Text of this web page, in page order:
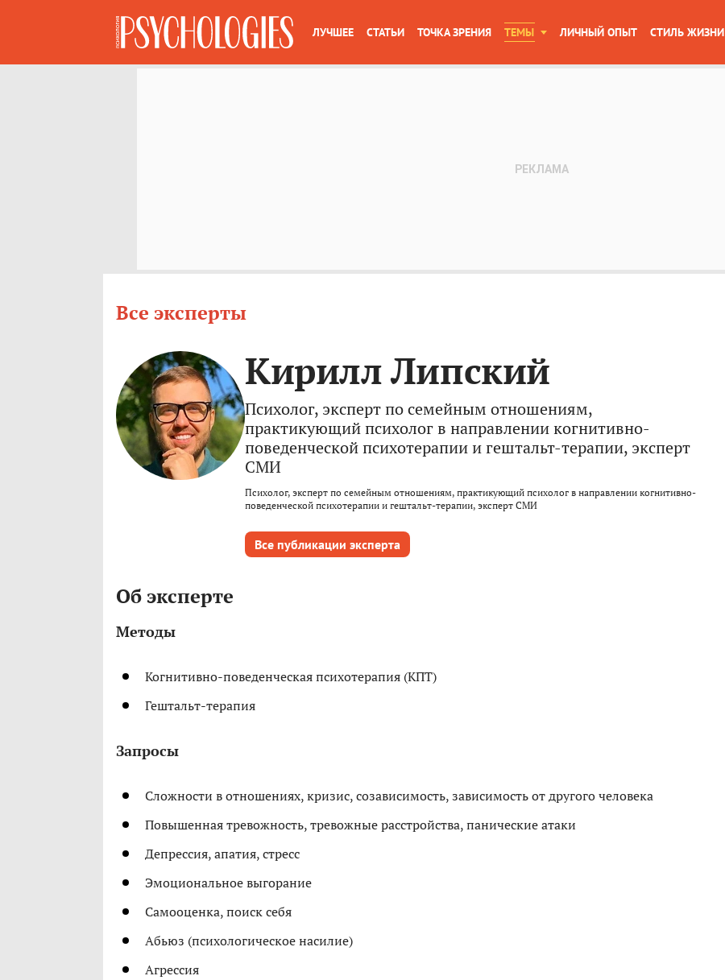
ЛУЧШЕЕ СТАТЬИ ТОЧКА ЗРЕНИЯ ТЕМЫ ЛИЧНЫЙ ОПЫТ СТИЛЬ ЖИЗНИ
Все эксперты
Кирилл Липский
Психолог, эксперт по семейным отношениям,
практикующий психолог в направлении когнитивно-
поведенческой психотерапии и гештальт-терапии, эксперт
СМИ
Психолог, эксперт по семейным отношениям, практикующий психолог в направлении когнитивно-
поведенческой психотерапии и гештальт-терапии, эксперт СМИ
Все публикации эксперта
Об эксперте
Методы
Когнитивно-поведенческая психотерапия (КПТ)
Гештальт-терапия
Запросы
Сложности в отношениях, кризис, созависимость, зависимость от другого человека
Повышенная тревожность, тревожные расстройства, панические атаки
Депрессия, апатия, стресс
Эмоциональное выгорание
Самооценка, поиск себя
Абьюз (психологическое насилие)
Агрессия